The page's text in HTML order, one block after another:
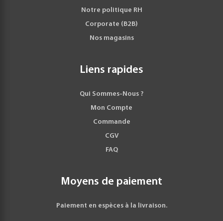
Notre politique RH
Corporate (B2B)
Nos magasins
Liens rapides
Qui Sommes-Nous ?
Mon Compte
Commande
CGV
FAQ
Moyens de paiement
Paiement en espèces à la livraison.